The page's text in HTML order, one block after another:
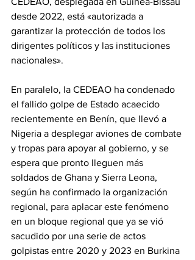
desde 2022, está «autorizada a
garantizar la protección de todos los
dirigentes políticos y las instituciones
nacionales».
‎En paralelo, la CEDEAO ha condenado
el fallido golpe de Estado acaecido
recientemente en Benín, que llevó a
Nigeria a desplegar aviones de combate
y tropas para apoyar al gobierno, y se
espera que pronto lleguen más
soldados de Ghana y Sierra Leona,
según ha confirmado la organización
regional, para aplacar este fenómeno
en un bloque regional que ya se vió
sacudido por una serie de actos
golpistas entre 2020 y 2023 en Burkina